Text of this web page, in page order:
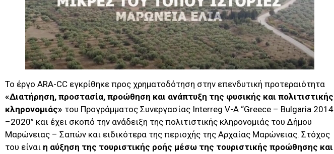
Το έργο ARA-CC εγκρίθηκε προς χρηματοδότηση στην επενδυτική προτεραιότητα
«Διατήρηση, προστασία, προώθηση και ανάπτυξη της φυσικής και πολιτιστικής
κληρονομιάς» του Προγράμματος Συνεργασίας Interreg V-A “Greece – Bulgaria 2014
–2020” και έχει σκοπό την ανάδειξη της πολιτιστικής κληρονομιάς του Δήμου
Μαρώνειας – Σαπών και ειδικότερα της περιοχής της Αρχαίας Μαρώνειας. Στόχος
του είναι η αύξηση της τουριστικής ροής μέσω της τουριστικής προώθησης και